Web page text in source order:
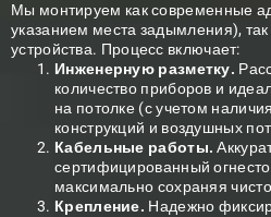
Мы монтируем как современные
указанием места задымления),
устройства. Процесс включает:
Инженерную разметку.
количество приборов и
на потолке (с учетом
конструкций и воздушных
Кабельные работы.
сертифицированный
максимально сохраняя
Крепление. Надежно